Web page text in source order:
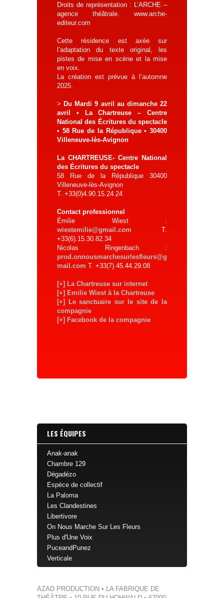
Droits de représentation : L’ARCHE –
agence théâtrale. www.arche-
editeur.com
Cette résidence est axée sur
l’adaptation du texte original, les
pistes de mise en scène et la mise
en voix.
La création est prévue à l’automne
2025.
>Du Mardi 9 avril au dimanche 22
avril • La Chartreuse – Centre
National des Écritures du spectacle
• 58 Rue de la République • 30400
Villeneuve-lès-Avignon
La CHARTREUSE- Centre National
des Écritures du spectacle
58 Rue de la République 30400
Villeneuve-lès-Avignon
T. +33(0)4.90.15.24.24
Contact professionnel
Émilie Wiest :
wiestemilie@gmail.com T.
+33(6).15.30.82.34
Nicolas Ringenbach :
prod.onnousmarchesurlesfleurs@g
mail.com T. +33(7).45.44.29.08
[+] La Chartreuse sur internet
[+] Emilie Wiest à la Chartreuse
[+] Le sanctuaire sur le site de la
compagnie
[+] Facebook de la compagnie
V
LES ÉQUIPES
Anak-anak
Chambre 129
Dégadézo
Espèce de collectif
La Paloma
Les Clandestines
Libertivore
On Nous Marche Sur Les Fleurs
Plus d'Une Voix
PuceandPunez
Verticale
AZAD PRODUCTION • LA FABRIQUE DE